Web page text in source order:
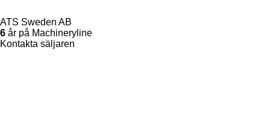
ATS Sweden AB
6 år på Machineryline
Kontakta säljaren